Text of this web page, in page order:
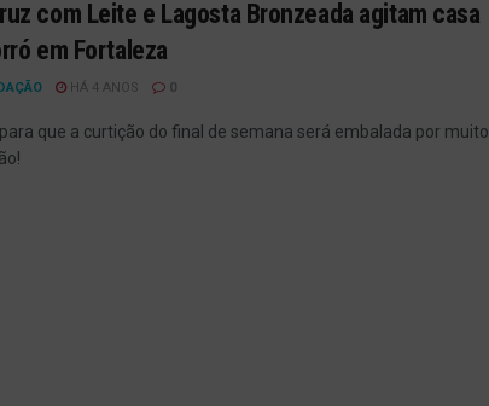
com Leite e Lagosta Bronzeada agitam casa
em Fortaleza
HÁ 4 ANOS 0
que a curtição do final de semana será embalada por muito